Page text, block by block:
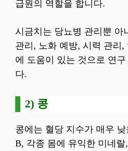
급원의 역할을 합니다.
시금치는 당뇨병 관리뿐 아
관리, 노화 예방, 시력 관리
에 도움이 있는 것으로 연구
다.
2) 콩
콩에는 혈당 지수가 매우
B, 각종 몸에 유익한 미네랄